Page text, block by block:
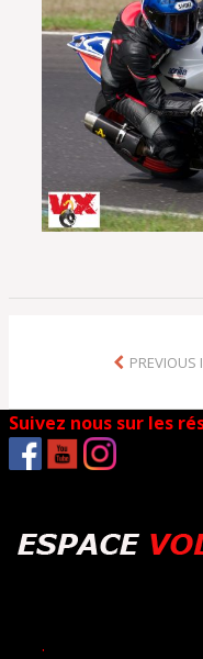
PREVIOUS
Suivez nous sur les
.